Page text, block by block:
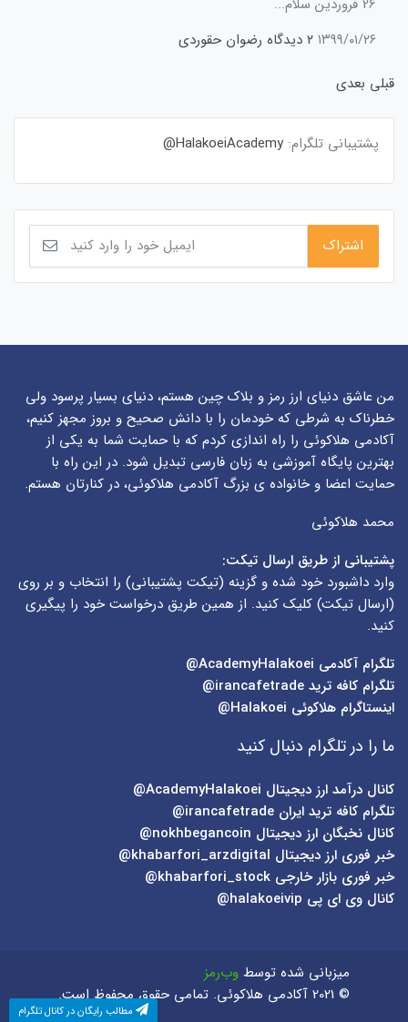
۱۳۹۹/۰۱/۲۶ ۲ دیدگاه
رضوان حقوردی
قبلی بعدی
پشتیبانی تلگرام: HalakoeiAcademy@
من عاشق دنیای ارز رمز و بلاک چین هستم، دنیای بسیار پرسود ولی
خطرناک به شرطی که خودمان را با دانش صحیح و بروز مجهز کنیم،
آکادمی هلاکوئی را راه اندازی کردم که با حمایت شما به یکی از
بهترین پایگاه آموزشی به زبان فارسی تبدیل شود. در این راه با
حمایت اعضا و خانواده ی بزرگ آکادمی هلاکوئی، در کنارتان هستم.
محمد هلاکوئی
پشتیبانی از طریق ارسال تیکت:
وارد داشبورد خود شده و گزینه (تیکت پشتیبانی) را انتخاب و بر روی
(ارسال تیکت) کلیک کنید. از همین طریق درخواست خود را پیگیری
کنید.
تلگرام آکادمی
تلگرام کافه ترید irancafetrade@
اینستاگرام هلاکوئی Halakoei@
ما را در تلگرام دنبال کنید
کانال درآمد ارز دیجیتال AcademyHalakoei@
تلگرام کافه ترید ایران irancafetrade@
کانال نخبگان ارز دیجیتال nokhbegancoin@
خبر فوری ارز دیجیتال khabarfori_arzdigital@
خبر فوری بازار خارجی khabarfori_stock@
کانال وی ای پی halakoeivip@
میزبانی شده توسط وب‌رمز
© 2021 آکادمی هلاکوئی. تمامی حقوق محفوظ است.
مطالب رایگان در کانال تلگرام